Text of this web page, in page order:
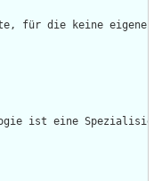
für die keine eigenen
ist eine